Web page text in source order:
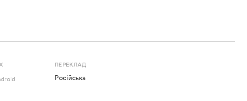
ПЕРЕКЛАД
Російська